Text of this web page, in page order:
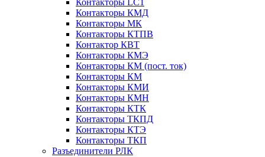
Контакторы LC1
Контакторы КМД
Контакторы МК
Контакторы КТПВ
Контактор КВТ
Контакторы КМЭ
Контакторы КМ (пост. ток)
Контакторы КМ
Контакторы КМИ
Контакторы КМН
Контакторы КТК
Контакторы ТКПД
Контакторы КТЭ
Контакторы ТКП
Разъединители РЛК